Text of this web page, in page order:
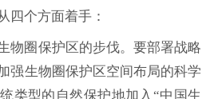
四个方面着手：
物圈保护区的步伐。要部署战略
强生物圈保护区空间布局的科学
类型的自然保护地加入“中国生